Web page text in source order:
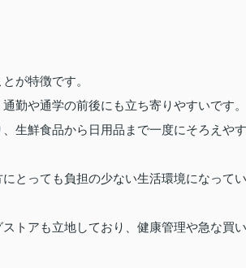
が特徴です。
勤や通学の前後にも立ち寄りやすいです。
生鮮食品から日用品まで一度にそろえやす
とっても負担の少ない生活環境になってい
トアも立地しており、健康管理や急な買い